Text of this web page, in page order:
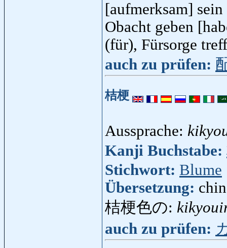
[aufmerksam]
Obacht geben
(für), Fürsorge
auch zu prüfen:
桔梗
Aussprache:
Kanji Buchstabe:
Stichwort: Blume
Übersetzung:
桔梗色の:
auch zu prüfen: